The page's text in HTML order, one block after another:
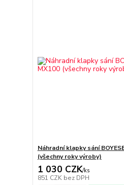
Náhradní klapky sání
(všechny roky výroby)
1 030 CZK/ks
851 CZK bez DPH